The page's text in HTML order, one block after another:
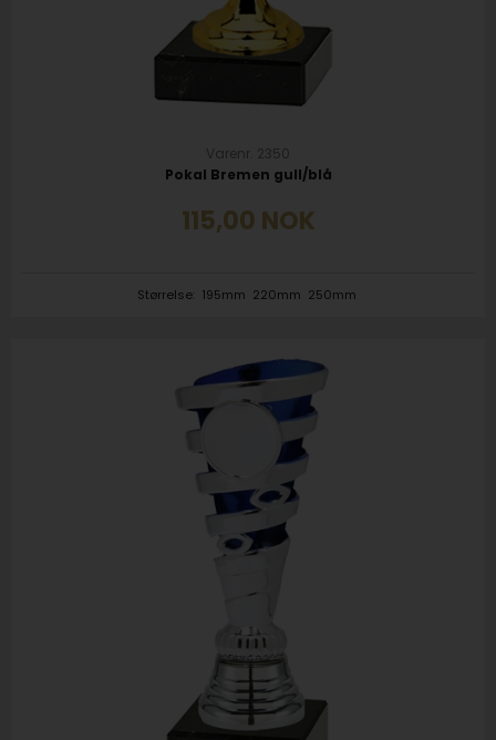
Varenr. 2350
Pokal Bremen gull/blå
115,00 NOK
Størrelse: 195mm 220mm 250mm